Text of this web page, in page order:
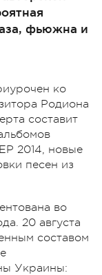
фьюжна и
ко
Родиона
составит
2014, новые
песен из
во
20 августа
составом
Украины: